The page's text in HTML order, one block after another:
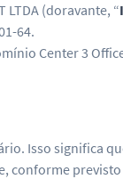
LTDA (doravante, “
64.
Center 3
Isso significa
previsto